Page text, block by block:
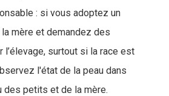
: si vous adoptez un
mère et demandez des
l’élevage, surtout si la race est
l'état de la peau dans
des petits et de la mère.